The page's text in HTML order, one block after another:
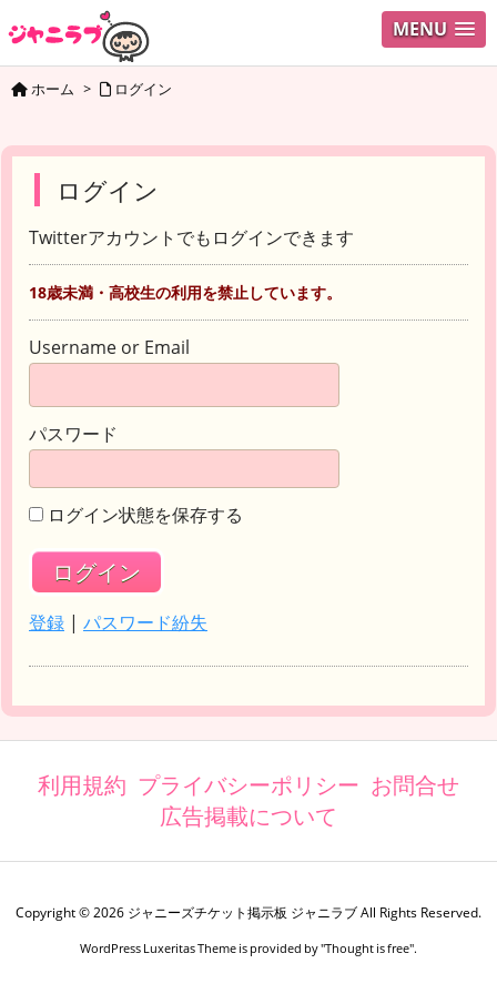
MENU
ホーム > ログイン
ログイン
Twitterアカウントでもログインできます
18歳未満・高校生の利用を禁止しています。
Username or Email
パスワード
ログイン状態を保存する
登録 | パスワード紛失
利用規約 プライバシーポリシー お問合せ
広告掲載について
Copyright ©2026 ジャニーズチケット掲示板 ジャニラブAll Rights Reserved.
WordPress Luxeritas Theme is provided by "Thought is free".